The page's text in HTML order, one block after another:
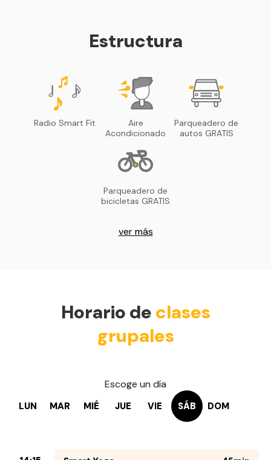
Estructura
Radio Smart Fit
Aire
Acondicionado
Parqueadero de
autos GRATIS
Parqueadero de
bicicletas GRATIS
ver más
Horario de clases
grupales
Escoge un día
LUN MAR MIÉ JUE VIE SÁB DOM